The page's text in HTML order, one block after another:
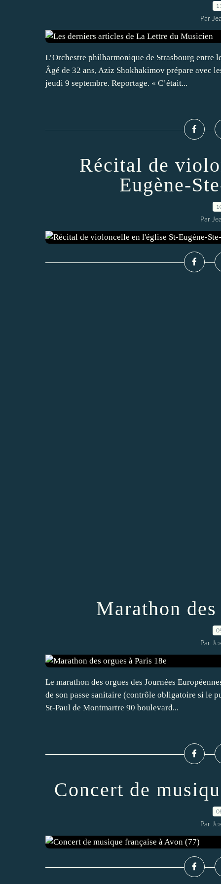
Par
L’Orchestre philharmonique de Strasbourg entre
Âgé de 32 ans, Aziz Shokhakimov prépare avec
jeudi 9 septembre. Reportage. « C’était...
Récital de
Eugène-
Par
Marathon
Par
Le marathon des orgues des Journées
de son passe sanitaire (contrôle obligatoire si le
St-Paul de Montmartre 90 boulevard...
Concert de
Par